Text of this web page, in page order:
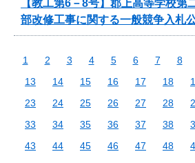
【教工第6－8号】郡上高等学校第
部改修工事に関する一般競争入札
1 2 3 4 5 6 7 8
13
14 15 16 17 18
23
24 25 26 27 28
33
34 35 36 37 38
43
44 45 46 47 48